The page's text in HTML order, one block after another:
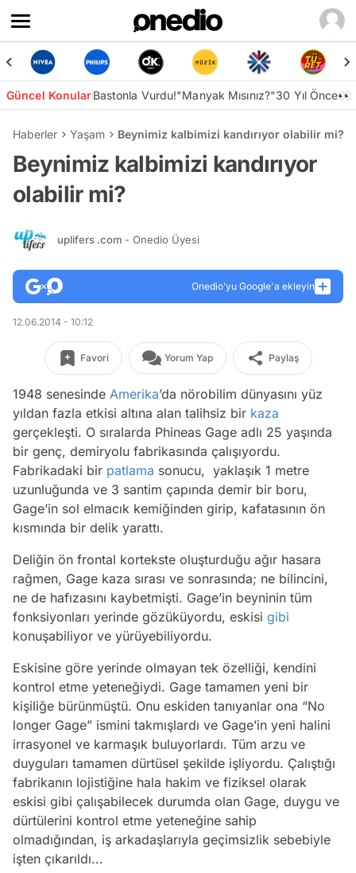
Güncel KonularBastonla Vurdu!"Manyak Mısınız?"30 Yıl Önce👀
Haberler Yaşam Beynimiz kalbimizi kandırıyor olabilir mi?
Beynimiz kalbimizi kandırıyor
olabilir mi?
uplifers .com - Onedio Üyesi
Onedio’yu Google'a ekleyin
12.06.2014 - 10:12
Favori Yorum Yap Paylaş
1948 senesinde Amerika’da nörobilim dünyasını yüz
yıldan fazla etkisi altına alan talihsiz bir kaza
gerçekleşti. O sıralarda Phineas Gage adlı 25 yaşında
bir genç, demiryolu fabrikasında çalışıyordu.
Fabrikadaki bir patlama sonucu, yaklaşık 1 metre
uzunluğunda ve 3 santim çapında demir bir boru,
Gage’in sol elmacık kemiğinden girip, kafatasının ön
kısmında bir delik yarattı.
Deliğin ön frontal kortekste oluşturduğu ağır hasara
rağmen, Gage kaza sırası ve sonrasında; ne bilincini,
ne de hafızasını kaybetmişti. Gage’in beyninin tüm
fonksiyonları yerinde gözüküyordu, eskisi gibi
konuşabiliyor ve yürüyebiliyordu.
Eskisine göre yerinde olmayan tek özelliği, kendini
kontrol etme yeteneğiydi. Gage tamamen yeni bir
kişiliğe bürünmüştü. Onu eskiden tanıyanlar ona “No
longer Gage” ismini takmışlardı ve Gage’in yeni halini
irrasyonel ve karmaşık buluyorlardı. Tüm arzu ve
duyguları tamamen dürtüsel şekilde işliyordu. Çalıştığı
fabrikanın lojistiğine hala hakim ve fiziksel olarak
eskisi gibi çalışabilecek durumda olan Gage, duygu ve
dürtülerini kontrol etme yeteneğine sahip
olmadığından, iş arkadaşlarıyla geçimsizlik sebebiyle
işten çıkarıldı...